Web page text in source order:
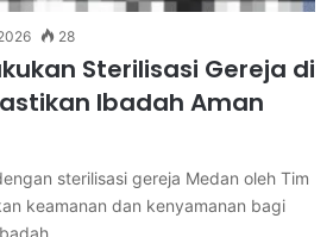
28
Sterilisasi Gereja di
Ibadah Aman
sterilisasi gereja Medan oleh Tim
keamanan dan kenyamanan bagi